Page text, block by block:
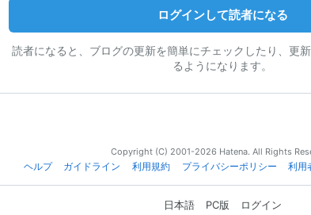
ログインして読者になる
読者になると、ブログの更新を簡単にチェックしたり、更
るようになります。
Copyright (C) 2001-2026 Hatena. All Rights
ヘルプ
ガイドライン 利用規約 プライバシーポリシー 利用
日本語 PC版 ログイン